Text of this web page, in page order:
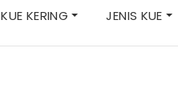
KUE KERING JENIS KUE